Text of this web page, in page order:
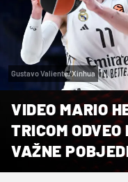
Gustavo Valiente/Xinhua
VIDEO MARIO
TRICOM
VAŽNE